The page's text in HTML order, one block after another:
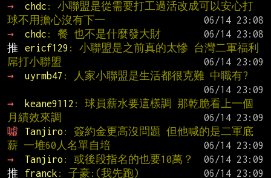
→
chdc : 小聯盟是從需要打工過活改成可以安心打
球不用擔心沒有下一
→
chdc : 餐 也不是什麼發大財
推
ericf129 : 小聯盟是之前真的太慘 台灣二軍福利
屌打小聯盟
→
uyrmb47 : 人家小聯盟是生活都很克難 中職有?
→
keane9112 : 球員薪水要這樣調 那乾脆看上一個
月績效來調
噓
Tanjiro : 簽約金更高沒問題 但他喊的是二軍底
薪 一堆60人名單自培
→
Tanjiro : 或後段指名的也要10萬？
推
franck : 子豪:(我先跑)